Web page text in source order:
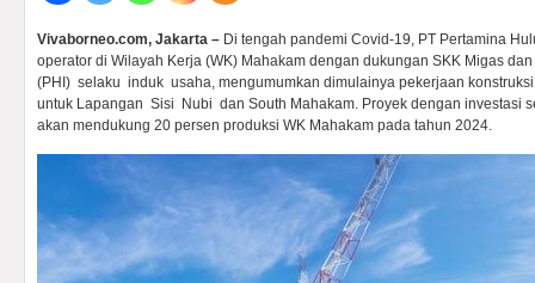
Vivaborneo.com, Jakarta – Di tengah pandemi Covid-19, PT Pertamina
operator di Wilayah Kerja (WK) Mahakam dengan dukungan SKK Migas
(PHI) selaku induk usaha, mengumumkan dimulainya pekerjaan
untuk Lapangan Sisi Nubi dan South Mahakam. Proyek dengan investasi
akan mendukung 20 persen produksi WK Mahakam pada tahun 2024.